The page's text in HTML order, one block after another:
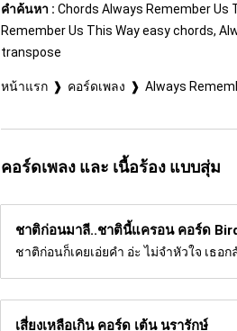
คำค้นหา : Chords Always Remember Us
Remember Us This Way easy chords,
transpose
หน้าแรก คอร์ดเพลง Always
คอร์ดเพลง และ เนื้อร้อง แบบสุ่ม
ชาติก่อนมาลี..ชาตินี้แครอน คอร์ด
ชาติก่อนก็เคยเอ่ยคำ อ่ะ ไม่จำหัวใจ เธ
เสี่ยงเหลือเกิน คอร์ด เต้น นรารักษ์